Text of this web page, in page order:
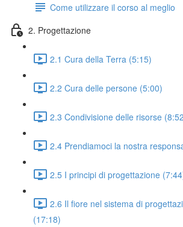
Come utilizzare il corso al meglio
2. Progettazione
2.1 Cura della Terra (5:15)
2.2 Cura delle persone (5:00)
2.3 Condivisione delle risorse
2.4 Prendiamoci la nostra
2.5 I principi di progettazione
2.6 Il fiore nel sistema di
(17:18)